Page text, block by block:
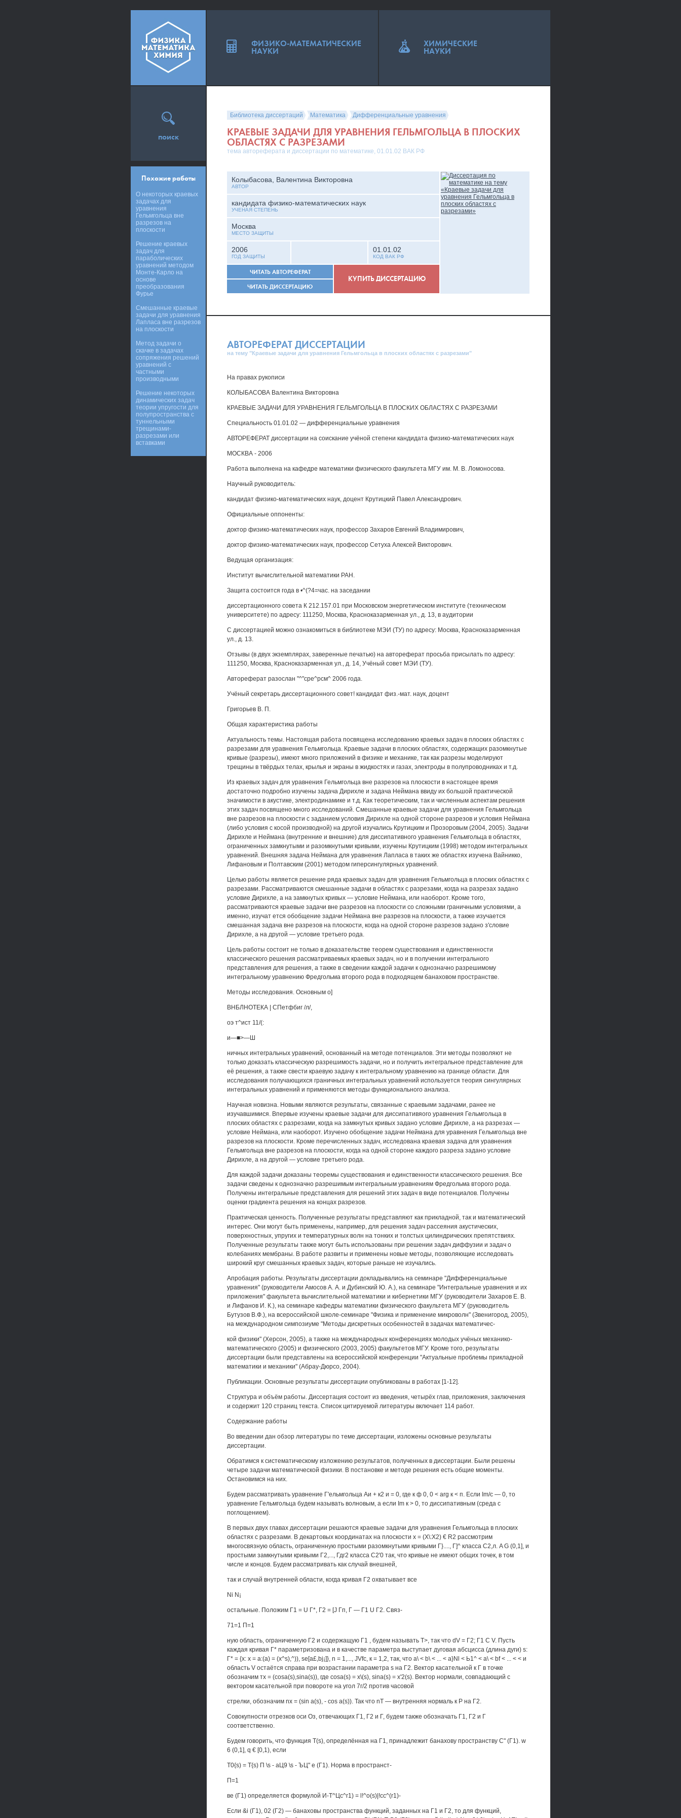
Библиотека диссертаций Математика Дифференциальные уравнения
КРАЕВЫЕ ЗАДАЧИ ДЛЯ УРАВНЕНИЯ ГЕЛЬМГОЛЬЦА В ПЛОСКИХ
ОБЛАСТЯХ С РАЗРЕЗАМИ
тема автореферата и диссертации по математике, 01.01.02 ВАК РФ
Колыбасова, Валентина Викторовна
АВТОР
кандидата физико-математических наук
УЧЕНАЯ СТЕПЕНЬ
Москва
МЕСТО ЗАЩИТЫ
2006
ГОД ЗАЩИТЫ
01.01.02
КОД ВАК РФ
ЧИТАТЬ АВТОРЕФЕРАТ
ЧИТАТЬ ДИССЕРТАЦИЮ
КУПИТЬ ДИССЕРТАЦИЮ
АВТОРЕФЕРАТ ДИССЕРТАЦИИ
на тему "Краевые задачи для уравнения Гельмгольца в плоских областях с разрезами"
На правах рукописи
КОЛЫБАСОВА Валентина Викторовна
КРАЕВЫЕ ЗАДАЧИ ДЛЯ УРАВНЕНИЯ ГЕЛЬМГОЛЬЦА В ПЛОСКИХ ОБЛАСТЯХ С РАЗРЕЗАМИ
Специальность 01.01.02 — дифференциальные уравнения
АВТОРЕФЕРАТ диссертации на соискание учёной степени кандидата физико-математических наук
МОСКВА - 2006
Работа выполнена на кафедре математики физического факультета МГУ им. М. В. Ломоносова.
Научный руководитель:
кандидат физико-математических наук, доцент Крутицкий Павел Александрович.
Официальные оппоненты:
доктор физико-математических наук, профессор Захаров Евгений Владимирович,
доктор физико-математических наук, профессор Сетуха Алексей Викторович.
Ведущая организация:
Институт вычислительной математики РАН.
Защита состоится года в •^(?4=час. на заседании
диссертационного совета К 212.157.01 при Московском энергетическом институте (техническом
университете) по адресу: 111250, Москва, Красноказарменная ул., д. 13, в аудитории
С диссертацией можно ознакомиться в библиотеке МЭИ (ТУ) по адресу: Москва, Красноказарменная
ул., д. 13.
Отзывы (в двух экземплярах, заверенные печатью) на автореферат просьба присылать по адресу:
111250, Москва, Красноказарменная ул., д. 14, Учёный совет МЭИ (ТУ).
Автореферат разослан "^"сре^рсм^ 2006 года.
Учёный секретарь диссертационного совет! кандидат физ.-мат. наук, доцент
Григорьев В. П.
Общая характеристика работы
Актуальность темы. Настоящая работа посвящена исследованию краевых задач в плоских областях с
разрезами для уравнения Гельмгольца. Краевые задачи в плоских областях, содержащих разомкнутые
кривые (разрезы), имеют много приложений в физике и механике, так как разрезы моделируют
трещины в твёрдых телах, крылья и экраны в жидкостях и газах, электроды в полупроводниках и т.д.
Из краевых задач для уравнения Гельмгольца вне разрезов на плоскости в настоящее время
достаточно подробно изучены задача Дирихле и задача Неймана ввиду их большой практической
значимости в акустике, электродинамике и т.д. Как теоретическим, так и численным аспектам решения
этих задач посвящено много исследований. Смешанные краевые задачи для уравнения Гельмгольца
вне разрезов на плоскости с заданием условия Дирихле на одной стороне разрезов и условия Неймана
(либо условия с косой производной) на другой изучались Крутицким и Прозоровым (2004, 2005). Задачи
Дирихле и Неймана (внутренние и внешние) для диссипативного уравнения Гельмгольца в областях,
ограниченных замкнутыми и разомкнутыми кривыми, изучены Крутицким (1998) методом интегральных
уравнений. Внешняя задача Неймана для уравнения Лапласа в таких же областях изучена Вайникко,
Лифановым и Полтавским (2001) методом гиперсингулярных уравнений.
Целью работы является решение ряда краевых задач для уравнения Гельмгольца в плоских областях с
разрезами. Рассматриваются смешанные задачи в областях с разрезами, когда на разрезах задано
условие Дирихле, а на замкнутых кривых — условие Неймана, или наоборот. Кроме того,
рассматриваются краевые задачи вне разрезов на плоскости со сложными граничными условиями, а
именно, изучат ется обобщение задачи Неймана вне разрезов на плоскости, а также изучается
смешанная задача вне разрезов на плоскости, когда на одной стороне разрезов задано з'словие
Дирихле, а на другой — условие третьего рода.
Цель работы состоит не только в доказательстве теорем существования и единственности
классического решения рассматриваемых краевых задач, но и в получении интегрального
представления для решения, а также в сведении каждой задачи к однозначно разрешимому
интегральному уравнению Фредгольма второго рода в подходящем банаховом пространстве.
Методы исследования. Основным о]
ВНБЛНОТЕКА | СПетфбиг /л/,
оэ т^ист 11/(:
и—■>—Ш
ничных интегральных уравнений, основанный на методе потенциалов. Эти методы позволяют не
только доказать классическую разрешимость задачи, но и получить интегральное представление для
её решения, а также свести краевую задачу к интегральному уравнению на границе области. Для
исследования получающихся граничных интегральных уравнений используется теория сингулярных
интегральных уравнений и применяются методы функционального анализа.
Научная новизна. Новыми являются результаты, связанные с краевыми задачами, ранее не
изучавшимися. Впервые изучены краевые задачи для диссипативяого уравнения Гельмгольца в
плоских областях с разрезами, когда на замкнутых кривых задано условие Дирихле, а на разрезах —
условие Неймана, или наоборот. Изучено обобщение задачи Неймана для уравнения Гельмгольца вне
разрезов на плоскости. Кроме перечисленных задач, исследована краевая задача для уравнения
Гельмгольца вне разрезов на плоскости, когда на одной стороне каждого разреза задано условие
Дирихле, а на другой — условие третьего рода.
Для каждой задачи доказаны теоремы существования и единственности классического решения. Все
задачи сведены к однозначно разрешимым интегральным уравнениям Фредгольма второго рода.
Получены интегральные представления для решений этих задач в виде потенциалов. Получены
оценки градиента решения на концах разрезов.
Практическая ценность. Полученные результаты представляют как прикладной, так и математический
интерес. Они могут быть применены, например, для решения задач рассеяния акустических,
поверхностных, упругих и температурных волн на тонких и толстых цилиндрических препятствиях.
Полученные результаты также могут быть использованы при решении задач диффузии и задач о
колебаниях мембраны. В работе развиты и применены новые методы, позволяющие исследовать
широкий круг смешанных краевых задач, которые раньше не изучались.
Апробация работы. Результаты диссертации докладывались на семинаре "Дифференциальные
уравнения" (руководители Амосов А. А. и Дубинский Ю. А.), на семинаре "Интегральные уравнения и их
приложения" факультета вычислительной математики и кибернетики МГУ (руководители Захаров Е. В.
и Лифанов И. К.), на семинаре кафедры математики физического факультета МГУ (руководитель
Бутузов В.Ф.), на всероссийской школе-семинаре "Физика и применение микроволн" (Звенигород, 2005),
на международном симпозиуме "Методы дискретных особенностей в задачах математичес-
кой физики" (Херсон, 2005), а также на международных конференциях молодых учёных механико-
математического (2005) и физического (2003, 2005) факультетов МГУ. Кроме того, результаты
диссертации были представлены на всероссийской конференции "Актуальные проблемы прикладной
математики и механики" (Абрау-Дюрсо, 2004).
Публикации. Основные результаты диссертации опубликованы в работах [1-12].
Структура и объём работы. Диссертация состоит из введения, четырёх глав, приложения, заключения
и содержит 120 страниц текста. Список цитируемой литературы включает 114 работ.
Содержание работы
Во введении дан обзор литературы по теме диссертации, изложены основные результаты
диссертации.
Обратимся к систематическому изложению результатов, полученных в диссертации. Были решены
четыре задачи математической физики. В постановке и методе решения есть общие моменты.
Остановимся на них.
Будем рассматривать уравнение Г'ельмгольца Аи + к2 и = 0, где к ф 0, 0 < arg к < п. Если Im/c — 0, то
уравнение Гельмгольца будем называть волновым, а если Im к > 0, то диссипативным (среда с
поглощением).
В первых двух главах диссертации решаются краевые задачи для уравнения Гельмгольца в плоских
областях с разрезами. В декартовых координатах на плоскости х = (Х\:Х2) € R2 рассмотрим
многосвязную область, ограниченную простыми разомкнутыми кривыми Г}...., Г]^ класса С2,л. A G (0,1], и
простыми замкнутыми кривыми Г2,..., Гдг2 класса С2'0 так, что кривые не имеют общих точек, в том
числе и концов. Будем рассматривать как случай внешней,
так и случай внутренней области, когда кривая Г2 охватывает все
Ni N¡
остальные. Положим Г1 = U Г*, Г2 = [J Гп, Г — Г1 U Г2. Связ-
71=1 П=1
ную область, ограниченную Г2 и содержащую Г1 , будем называть Т>, так что dV = Г2; Г1 С V. Пусть
каждая кривая Г* параметризована и в качестве параметра выступает дуговая абсцисса (длина дуги) s:
Г* = {х: х = а:(а) = (x^s),^)), se[a£,bj¡]}, n = 1,..., JVfc, к = 1,2, так, что а\ < b\ < ... < a}Nl < Ь1^ < а\ < bf < ... < < и
область V остаётся справа при возрастании параметра s на Г2. Вектор касательной к Г в точке
обозначим тх = (cosa(s),sina(s)), где cosa(s) = x\(s), sina(s) = x'2(s). Вектор нормали, совпадающий с
вектором касательной при повороте на угол 7г/2 против часовой
стрелки, обозначим nx = (sin a(s), - cos a(s)). Так что nT — внутренняя нормаль к Р на Г2.
Совокупности отрезков оси Оз, отвечающих Г1, Г2 и Г, будем также обозначать Г1, Г2 и Г
соответственно.
Будем говорить, что функция T(s), определённая на Г1, принадлежит банахову пространству С" (Г1). w
6 (0,1], q € [0,1), если
T0{s) = T{s) П \s - аЦ9 \s - ЪЦ" e (Г1). Норма в пространст-
П=1
ве (Г1) определяется формулой И-Т^Цс^г1) = l!^o(s)|!cc^(r1)-
Если &i (Г1), 02 (Г2) — банаховы пространства функций, заданных на Г1 и Г2, то для функций,
поиск
Похожие работы
О некоторых краевых
задачах для
уравнения
Гельмгольца вне
разрезов на
плоскости
Решение краевых
задач для
параболических
уравнений методом
Монте-Карло на
основе
преобразования
Фурье
Смешанные краевые
задачи для уравнения
Лапласа вне разрезов
на плоскости
Метод задачи о
скачке в задачах
сопряжения решений
уравнений с
частными
производными
Решение некоторых
динамических задач
теории упругости для
полупространства с
туннельными
трещинами-
разрезами или
вставками
ФИЗИКО-МАТЕМАТИЧЕСКИЕ
НАУКИ
ХИМИЧЕСКИЕ
НАУКИ